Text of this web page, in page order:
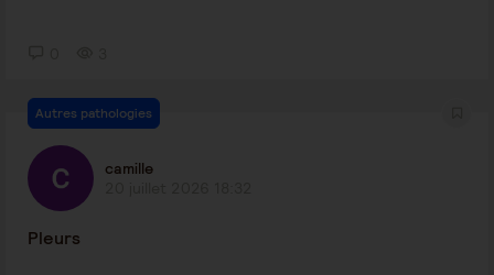
Autres pathologies
camille
Pleurs